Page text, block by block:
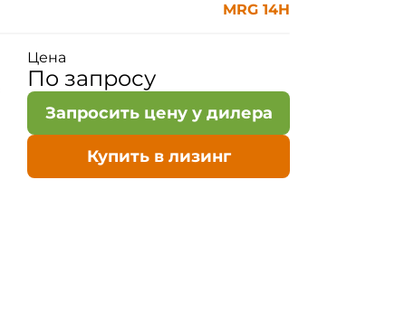
MRG 14H
Цена
По запросу
Запросить цену у дилера
Купить в лизинг